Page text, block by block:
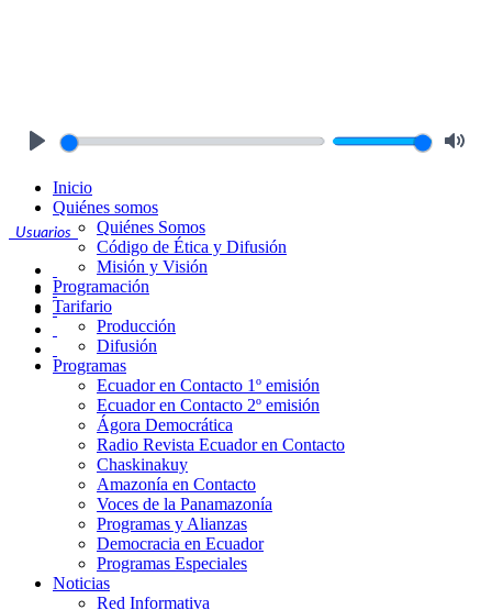
Usuarios
Inicio
Quiénes somos
Quiénes Somos
Código de Ética y Difusión
Misión y Visión
Programación
Tarifario
Producción
Difusión
Programas
Ecuador en Contacto 1º emisión
Ecuador en Contacto 2º emisión
Ágora Democrática
Radio Revista Ecuador en Contacto
Chaskinakuy
Amazonía en Contacto
Voces de la Panamazonía
Programas y Alianzas
Democracia en Ecuador
Programas Especiales
Noticias
Red Informativa